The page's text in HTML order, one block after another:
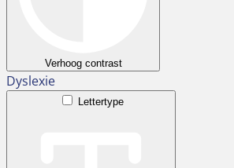
Verhoog contrast
Dyslexie
Lettertype